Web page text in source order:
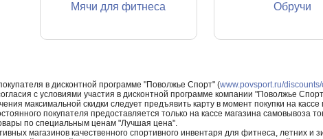
Мячи для фитнеса Обручи
в дисконтной программе "Поволжье Спорт" (www.povsport.ru/
с условиями участия в дисконтной программе компании "Поволжье
максимальной скидки следует предъявить карту в момент покупки на
покупателя предоставляется только на кассе магазина самовывоза
по специальным ценам "Лучшая цена".
магазинов качественного спортивного инвентаря для фитнеса, летних и